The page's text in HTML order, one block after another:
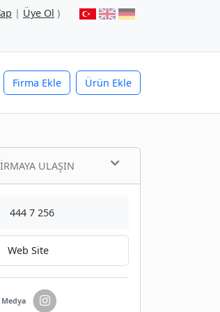
| Üye Ol )
Firma Ekle Ürün Ekle
ULAŞIN
444 7 256
Web Site